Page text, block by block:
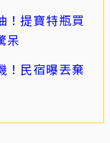
！提寶特瓶買
呆
！民宿曝丟棄